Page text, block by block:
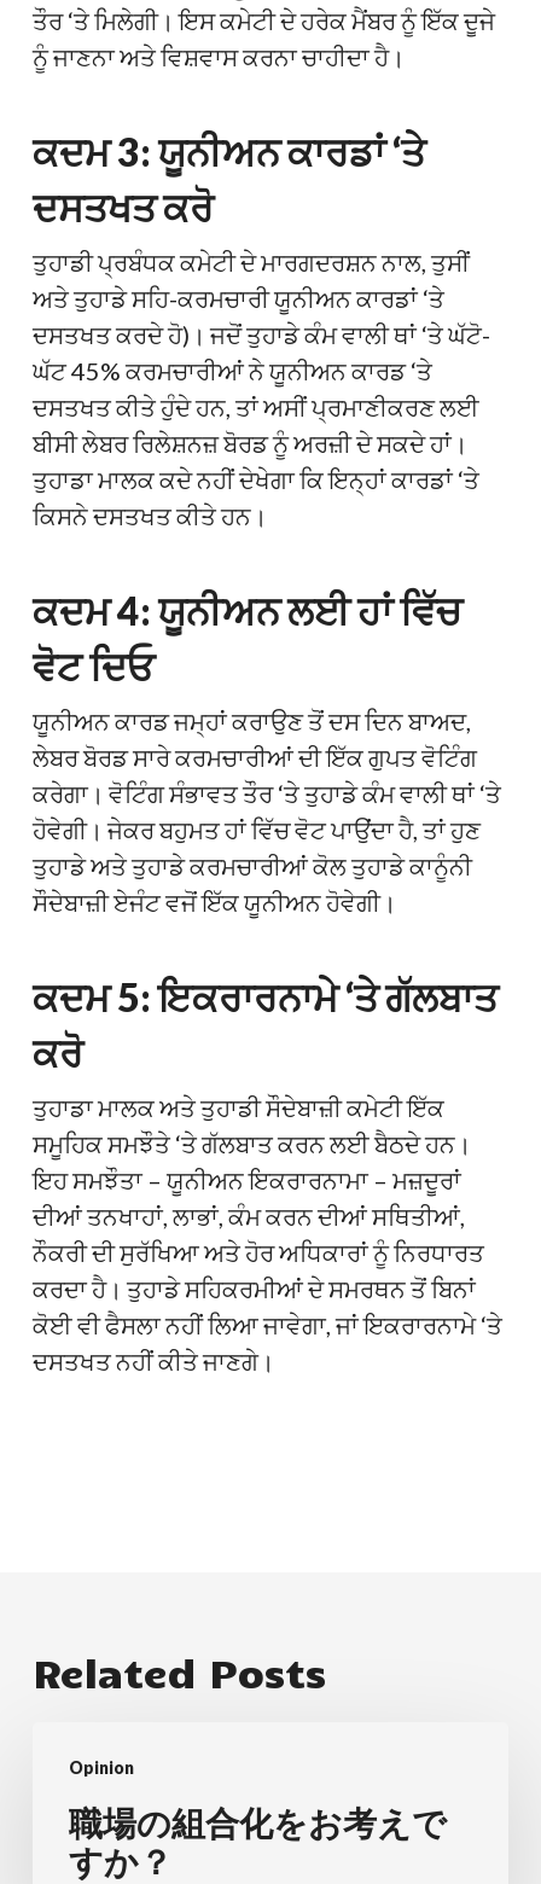
ਤੌਰ ‘ਤੇ ਮਿਲੇਗੀ। ਇਸ ਕਮੇਟੀ ਦੇ ਹਰੇਕ ਮੈਂਬਰ ਨੂੰ ਇੱਕ ਦੂਜੇ
ਨੂੰ ਜਾਣਨਾ ਅਤੇ ਵਿਸ਼ਵਾਸ ਕਰਨਾ ਚਾਹੀਦਾ ਹੈ।
ਕਦਮ 3: ਯੂਨੀਅਨ ਕਾਰਡਾਂ ‘ਤੇ
ਦਸਤਖਤ ਕਰੋ
ਤੁਹਾਡੀ ਪ੍ਰਬੰਧਕ ਕਮੇਟੀ ਦੇ ਮਾਰਗਦਰਸ਼ਨ ਨਾਲ, ਤੁਸੀਂ
ਅਤੇ ਤੁਹਾਡੇ ਸਹਿ-ਕਰਮਚਾਰੀ ਯੂਨੀਅਨ ਕਾਰਡਾਂ ‘ਤੇ
ਦਸਤਖਤ ਕਰਦੇ ਹੋ)। ਜਦੋਂ ਤੁਹਾਡੇ ਕੰਮ ਵਾਲੀ ਥਾਂ ‘ਤੇ ਘੱਟੋ-
ਘੱਟ 45% ਕਰਮਚਾਰੀਆਂ ਨੇ ਯੂਨੀਅਨ ਕਾਰਡ ‘ਤੇ
ਦਸਤਖਤ ਕੀਤੇ ਹੁੰਦੇ ਹਨ, ਤਾਂ ਅਸੀਂ ਪ੍ਰਮਾਣੀਕਰਣ ਲਈ
ਬੀਸੀ ਲੇਬਰ ਰਿਲੇਸ਼ਨਜ਼ ਬੋਰਡ ਨੂੰ ਅਰਜ਼ੀ ਦੇ ਸਕਦੇ ਹਾਂ।
ਤੁਹਾਡਾ ਮਾਲਕ ਕਦੇ ਨਹੀਂ ਦੇਖੇਗਾ ਕਿ ਇਨ੍ਹਾਂ ਕਾਰਡਾਂ ‘ਤੇ
ਕਿਸਨੇ ਦਸਤਖਤ ਕੀਤੇ ਹਨ।
ਕਦਮ 4: ਯੂਨੀਅਨ ਲਈ ਹਾਂ ਵਿੱਚ
ਵੋਟ ਦਿਓ
ਯੂਨੀਅਨ ਕਾਰਡ ਜਮ੍ਹਾਂ ਕਰਾਉਣ ਤੋਂ ਦਸ ਦਿਨ ਬਾਅਦ,
ਲੇਬਰ ਬੋਰਡ ਸਾਰੇ ਕਰਮਚਾਰੀਆਂ ਦੀ ਇੱਕ ਗੁਪਤ ਵੋਟਿੰਗ
ਕਰੇਗਾ। ਵੋਟਿੰਗ ਸੰਭਾਵਤ ਤੌਰ ‘ਤੇ ਤੁਹਾਡੇ ਕੰਮ ਵਾਲੀ ਥਾਂ ‘ਤੇ
ਹੋਵੇਗੀ। ਜੇਕਰ ਬਹੁਮਤ ਹਾਂ ਵਿੱਚ ਵੋਟ ਪਾਉਂਦਾ ਹੈ, ਤਾਂ ਹੁਣ
ਤੁਹਾਡੇ ਅਤੇ ਤੁਹਾਡੇ ਕਰਮਚਾਰੀਆਂ ਕੋਲ ਤੁਹਾਡੇ ਕਾਨੂੰਨੀ
ਸੌਦੇਬਾਜ਼ੀ ਏਜੰਟ ਵਜੋਂ ਇੱਕ ਯੂਨੀਅਨ ਹੋਵੇਗੀ।
ਕਦਮ 5: ਇਕਰਾਰਨਾਮੇ ‘ਤੇ ਗੱਲਬਾਤ
ਕਰੋ
ਤੁਹਾਡਾ ਮਾਲਕ ਅਤੇ ਤੁਹਾਡੀ ਸੌਦੇਬਾਜ਼ੀ ਕਮੇਟੀ ਇੱਕ
ਸਮੂਹਿਕ ਸਮਝੌਤੇ ‘ਤੇ ਗੱਲਬਾਤ ਕਰਨ ਲਈ ਬੈਠਦੇ ਹਨ।
ਇਹ ਸਮਝੌਤਾ – ਯੂਨੀਅਨ ਇਕਰਾਰਨਾਮਾ – ਮਜ਼ਦੂਰਾਂ
ਦੀਆਂ ਤਨਖਾਹਾਂ, ਲਾਭਾਂ, ਕੰਮ ਕਰਨ ਦੀਆਂ ਸਥਿਤੀਆਂ,
ਨੌਕਰੀ ਦੀ ਸੁਰੱਖਿਆ ਅਤੇ ਹੋਰ ਅਧਿਕਾਰਾਂ ਨੂੰ ਨਿਰਧਾਰਤ
ਕਰਦਾ ਹੈ। ਤੁਹਾਡੇ ਸਹਿਕਰਮੀਆਂ ਦੇ ਸਮਰਥਨ ਤੋਂ ਬਿਨਾਂ
ਕੋਈ ਵੀ ਫੈਸਲਾ ਨਹੀਂ ਲਿਆ ਜਾਵੇਗਾ, ਜਾਂ ਇਕਰਾਰਨਾਮੇ ‘ਤੇ
ਦਸਤਖਤ ਨਹੀਂ ਕੀਤੇ ਜਾਣਗੇ।
Related Posts
Opinion
職場の組合化をお考えで
すか？